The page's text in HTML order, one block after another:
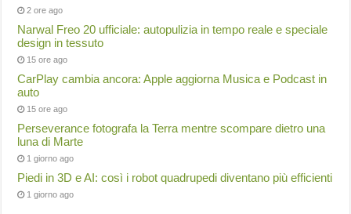
2 ore ago
Narwal Freo 20 ufficiale: autopulizia in tempo reale e speciale
design in tessuto
15 ore ago
CarPlay cambia ancora: Apple aggiorna Musica e Podcast in
auto
15 ore ago
Perseverance fotografa la Terra mentre scompare dietro una
luna di Marte
1 giorno ago
Piedi in 3D e AI: così i robot quadrupedi diventano più efficienti
1 giorno ago